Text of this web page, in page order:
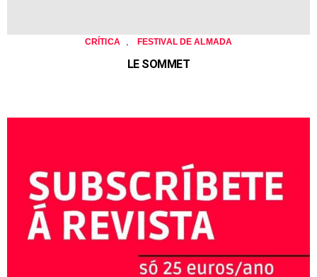
CRÍTICA FESTIVAL DE ALMADA
LE SOMMET